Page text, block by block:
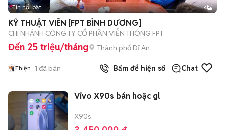
Tin nổi bật 4
KỸ THUẬT VIÊN [FPT BÌNH DƯƠNG]
CHI NHÁNH CÔNG TY CỔ PHẦN VIỄN THÔNG FPT
Đến 25 triệu/tháng Thành phố Dĩ An
Thiện 1 đã bán Bấm để hiện số Chat
Vivo X90s bán hoặc gl
X90s